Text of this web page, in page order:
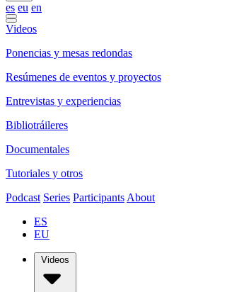
es eu en
Videos
Ponencias y mesas redondas
Resúmenes de eventos y proyectos
Entrevistas y experiencias
Bibliotráileres
Documentales
Tutoriales y otros
Podcast Series Participants About
ES
EU
Videos